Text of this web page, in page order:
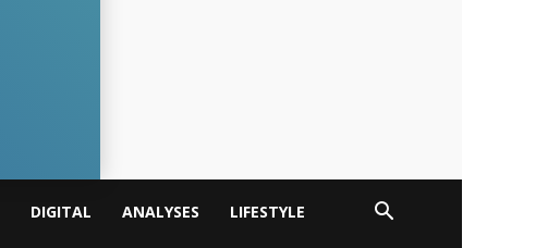
DIGITAL ANALYSES LIFESTYLE